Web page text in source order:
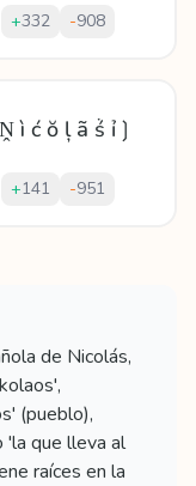
+332 -908
ì ć ŏ ļ ã ṥ ỉ❳
+141 -951
de Nicolás,
(pueblo),
'la que lleva al
raíces en la